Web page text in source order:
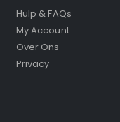
Hulp & FAQs
My Account
Over Ons
Privacy